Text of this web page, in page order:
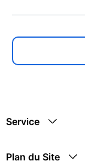
Service
Plan du Site